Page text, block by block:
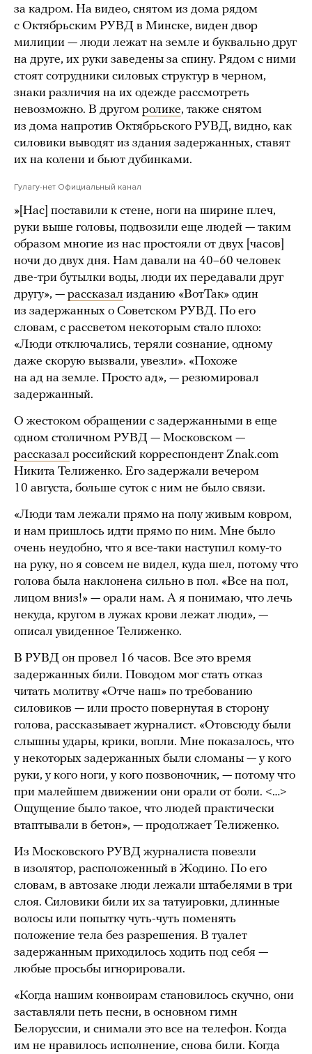
за кадром. На видео, снятом из дома рядом
с Октябрьским РУВД в Минске, виден двор
милиции — люди лежат на земле и буквально друг
на друге, их руки заведены за спину. Рядом с ними
стоят сотрудники силовых структур в черном,
знаки различия на их одежде рассмотреть
невозможно. В другом ролике, также снятом
из дома напротив Октябрьского РУВД, видно, как
силовики выводят из здания задержанных, ставят
их на колени и бьют дубинками.
Гулагу-нет Официальный канал
»[Нас] поставили к стене, ноги на ширине плеч,
руки выше головы, подвозили еще людей — таким
образом многие из нас простояли от двух [часов]
ночи до двух дня. Нам давали на 40–60 человек
две-три бутылки воды, люди их передавали друг
другу», — рассказал изданию «ВотТак» один
из задержанных о Советском РУВД. По его
словам, с рассветом некоторым стало плохо:
«Люди отключались, теряли сознание, одному
даже скорую вызвали, увезли». «Похоже
на ад на земле. Просто ад», — резюмировал
задержанный.
О жестоком обращении с задержанными в еще
одном столичном РУВД — Московском —
рассказал российский корреспондент Znak.com
Никита Телиженко. Его задержали вечером
10 августа, больше суток с ним не было связи.
«Люди там лежали прямо на полу живым ковром,
и нам пришлось идти прямо по ним. Мне было
очень неудобно, что я все-таки наступил кому-то
на руку, но я совсем не видел, куда шел, потому что
голова была наклонена сильно в пол. «Все на пол,
лицом вниз!» — орали нам. А я понимаю, что лечь
некуда, кругом в лужах крови лежат люди», —
описал увиденное Телиженко.
В РУВД он провел 16 часов. Все это время
задержанных били. Поводом мог стать отказ
читать молитву «Отче наш» по требованию
силовиков — или просто повернутая в сторону
голова, рассказывает журналист. «Отовсюду были
слышны удары, крики, вопли. Мне показалось, что
у некоторых задержанных были сломаны — у кого
руки, у кого ноги, у кого позвоночник, — потому что
при малейшем движении они орали от боли. <…>
Ощущение было такое, что людей практически
втаптывали в бетон», — продолжает Телиженко.
Из Московского РУВД журналиста повезли
в изолятор, расположенный в Жодино. По его
словам, в автозаке люди лежали штабелями в три
слоя. Силовики били их за татуировки, длинные
волосы или попытку чуть-чуть поменять
положение тела без разрешения. В туалет
задержанным приходилось ходить под себя —
любые просьбы игнорировали.
«Когда нашим конвоирам становилось скучно, они
заставляли петь песни, в основном гимн
Белоруссии, и снимали это все на телефон. Когда
им не нравилось исполнение, снова били. Когда